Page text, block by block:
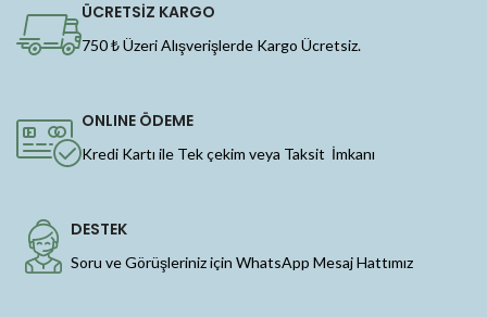
ÜCRETSİZ KARGO
750 ₺ Üzeri Alışverişlerde Kargo Ücretsiz.
ONLINE ÖDEME
Kredi Kartı ile Tek çekim veya Taksit İmkanı
DESTEK
Soru ve Görüşleriniz için WhatsApp Mesaj Hattımız